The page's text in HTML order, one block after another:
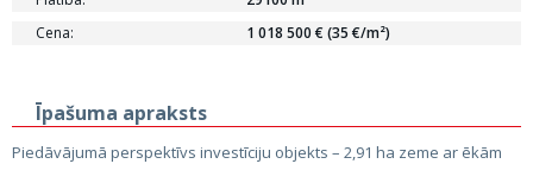
Cena:
1 018 500 € (35 €/m²)
Īpašuma apraksts
Piedāvājumā perspektīvs investīciju objekts – 2,91 ha zeme ar ēkām